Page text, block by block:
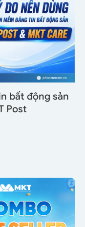
bất động sản
Post